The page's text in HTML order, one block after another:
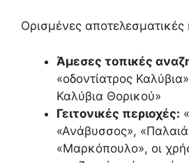
Ορισμένες αποτελεσματικές
Άμεσες τοπικές
«οδοντίατρος
Καλύβια Θορικού»
Γειτονικές περιοχές:
«Ανάβυσσος»,
«Μαρκόπουλο», οι